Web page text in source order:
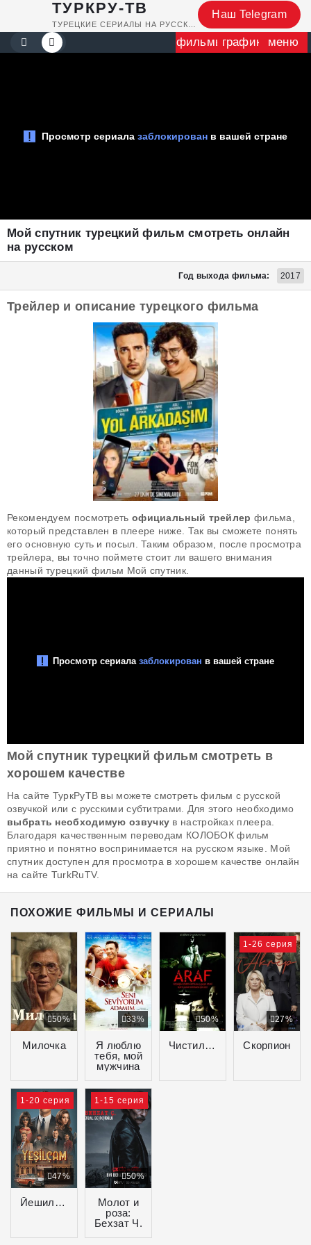
ТУРКРУ-ТВ Наш Telegram
фильмыграфик меню
Мой спутник турецкий фильм смотреть онлайн
на русском
Год выхода фильма: 2017
Трейлер и описание турецкого фильма
Рекомендуем посмотреть официальный трейлер фильма,
который представлен в плеере ниже. Так вы сможете понять
его основную суть и посыл. Таким образом, после просмотра
трейлера, вы точно поймете стоит ли вашего внимания
данный турецкий фильм Мой спутник.
Мой спутник турецкий фильм смотреть в
хорошем качестве
На сайте ТуркРуТВ вы можете смотреть фильм с русской
озвучкой или с русскими субтитрами. Для этого необходимо
выбрать необходимую озвучку в настройках плеера.
Благодаря качественным переводам КОЛОБОК фильм
приятно и понятно воспринимается на русском языке. Мой
спутник доступен для просмотра в хорошем качестве онлайн
на сайте TurkRuTV.
ПОХОЖИЕ ФИЛЬМЫ И СЕРИАЛЫ
Милочка
50%
Я люблю
тебя, мой
мужчина
33%
Чистилище
50%
Скорпион
27%
1-26 серия
Йешильчам
47%
1-20 серия
Молот и
роза:
Бехзат Ч.
50%
1-15 серия